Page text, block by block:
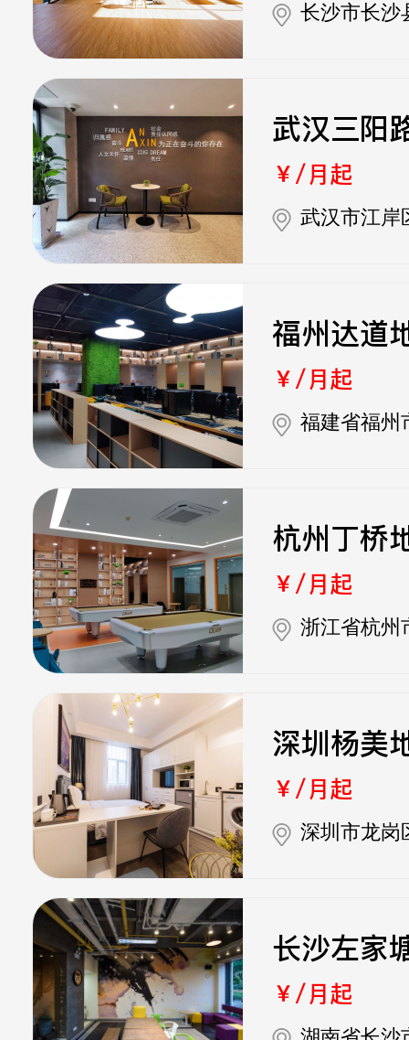
长沙市长沙
武汉三阳
￥/月起
武汉市江岸
福州达道
￥/月起
福建省福州
杭州丁桥
￥/月起
浙江省杭州
深圳杨美
￥/月起
深圳市龙岗
长沙左家
￥/月起